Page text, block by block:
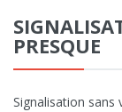
PRESQUE
Signalisation sans